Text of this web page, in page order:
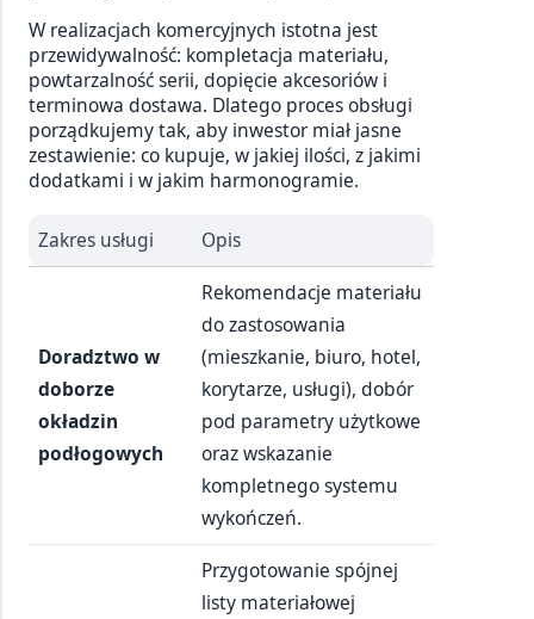
W realizacjach komercyjnych istotna jest
przewidywalność: kompletacja materiału,
powtarzalność serii, dopięcie akcesoriów i
terminowa dostawa. Dlatego proces obsługi
porządkujemy tak, aby inwestor miał jasne
zestawienie: co kupuje, w jakiej ilości, z jakimi
dodatkami i w jakim harmonogramie.
Zakres usługi Opis
Doradztwo w
doborze
okładzin
podłogowych
Rekomendacje materiału
do zastosowania
(mieszkanie, biuro, hotel,
korytarze, usługi), dobór
pod parametry użytkowe
oraz wskazanie
kompletnego systemu
wykończeń.
Przygotowanie spójnej
listy materiałowej